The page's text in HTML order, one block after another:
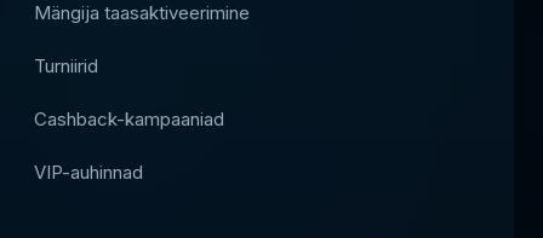
Mängija taasaktiveerimine
Turniirid
Cashback-kampaaniad
VIP-auhinnad